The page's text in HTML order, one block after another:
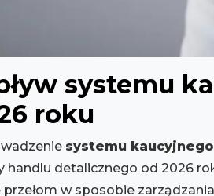
systemu
roku
systemu
handlu detalicznego od 2026
przełom w sposobie